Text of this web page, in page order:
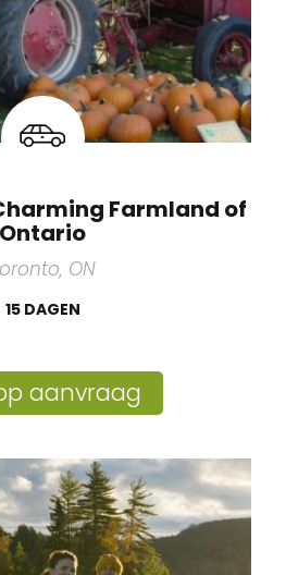
Farmland of
Ontario
ON
15 DAGEN
aanvraag